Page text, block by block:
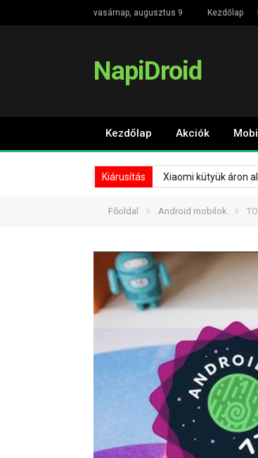
vasárnap, augusztus 9 Kezdőlap
NapiDroid
Kezdőlap Akciók
Kiárusítás Xiaomi kütyük áron
Főoldal » Android mobilok »